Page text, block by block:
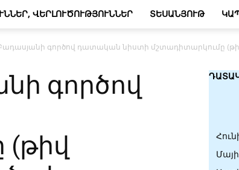
ՎԵՐԼՈՒԾՈՒԹՅՈՒՆՆԵՐ ՏԵՍԱՆՅՈՒԹ
գործով դատական նիստի մշտադիտարկումը (թիվ
գործով